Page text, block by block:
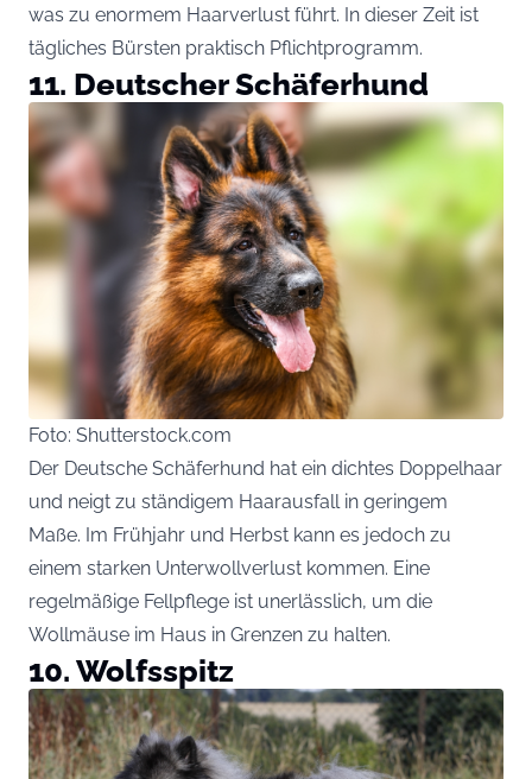
was zu enormem Haarverlust führt. In dieser Zeit ist
tägliches Bürsten praktisch Pflichtprogramm.
11. Deutscher Schäferhund
Foto: Shutterstock.com
Der Deutsche Schäferhund hat ein dichtes Doppelhaar
und neigt zu ständigem Haarausfall in geringem
Maße. Im Frühjahr und Herbst kann es jedoch zu
einem starken Unterwollverlust kommen. Eine
regelmäßige Fellpflege ist unerlässlich, um die
Wollmäuse im Haus in Grenzen zu halten.
10. Wolfsspitz